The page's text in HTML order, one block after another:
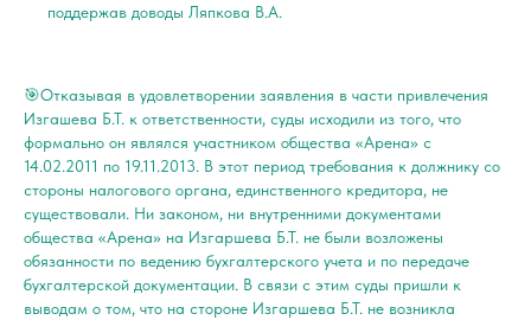
поддержав доводы Ляпкова В.А.
🎯Отказывая в удовлетворении заявления в части привлечения
Изгашева Б.Т. к ответственности, суды исходили из того, что
формально он являлся участником общества «Арена» с
14.02.2011 по 19.11.2013. В этот период требования к должнику со
стороны налогового органа, единственного кредитора, не
существовали. Ни законом, ни внутренними документами
общества «Арена» на Изгаршева Б.Т. не были возложены
обязанности по ведению бухгалтерского учета и по передаче
бухгалтерской документации. В связи с этим суды пришли к
выводам о том, что на стороне Изгаршева Б.Т. не возникла